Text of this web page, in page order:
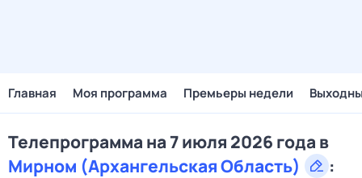
Главная Моя программа Премьеры недели
Телепрограмма на 7 июля 2026 года в
Мирном (Архангельская Область)
: